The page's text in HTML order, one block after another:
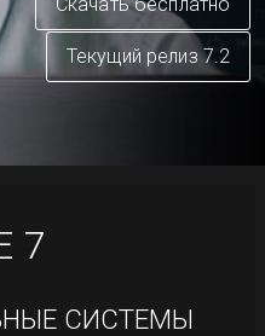
Текущий релиз 7.2
7
СИСТЕМЫ